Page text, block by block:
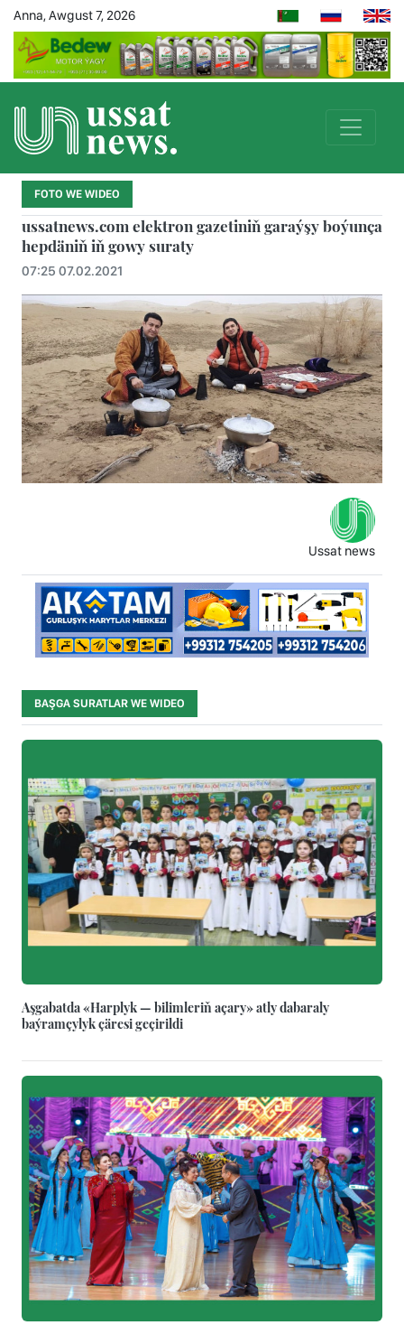
Anna, Awgust 7, 2026
FOTO WE WIDEO
ussatnews.com elektron gazetiniň garaýşy boýunça
hepdäniň iň gowy suraty
07:25 07.02.2021
Ussat news
BAŞGA SURATLAR WE WIDEO
Aşgabatda «Harplyk — bilimleriň açary» atly dabaraly
baýramçylyk çäresi geçirildi